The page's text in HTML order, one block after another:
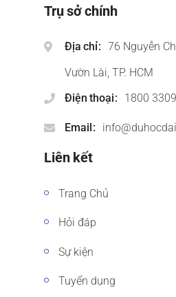
Trụ sở chính
Địa chỉ
76 Nguyễn
Vườn Lài, TP. HCM
Điện thoại
1800 3309
Email
Liên kết
Trang Chủ
Hỏi đáp
Sự kiện
Tuyển dụng